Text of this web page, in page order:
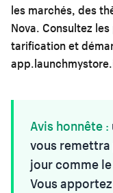
les marchés, des
Nova. Consultez
tarificationet
Avis honnête :
vous
jour comme
Vous